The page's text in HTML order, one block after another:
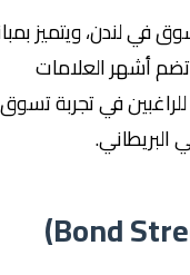
ويتميز بمبانيه
العلامات
في تجربة تسوق